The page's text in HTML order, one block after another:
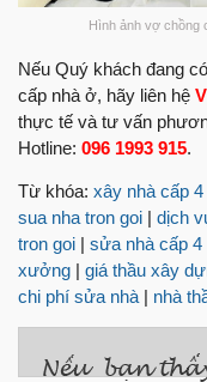
Hình ảnh vợ chồng
Nếu Quý khách đang
cấp nhà ở, hãy liên hệ
thực tế và tư vấn
Hotline: 096 1993 915.
Từ khóa: xây nhà cấp 4
sua nha tron goi
dịch
tron goi
sửa nhà cấp 4
xưởng
giá thầu xây
chi phí sửa nhà| nhà